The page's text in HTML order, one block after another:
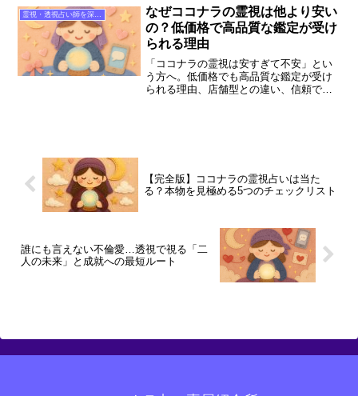
できる占い師の見極め方を専門編集者が
解説します。
なぜココナラの霊視は他より安い
の？低価格で高品質な鑑定が受け
られる理由
「ココナラの霊視は安すぎて不安」とい
う方へ。低価格でも高品質な鑑定が受け
られる理由、店舗型との違い、信頼でき
【完全版】ココナラの霊視占いは当た
る？本物を見極める5つのチェックリスト
誰にも言えない不倫愛…透視で視る「二
人の未来」と成就への最短ルート